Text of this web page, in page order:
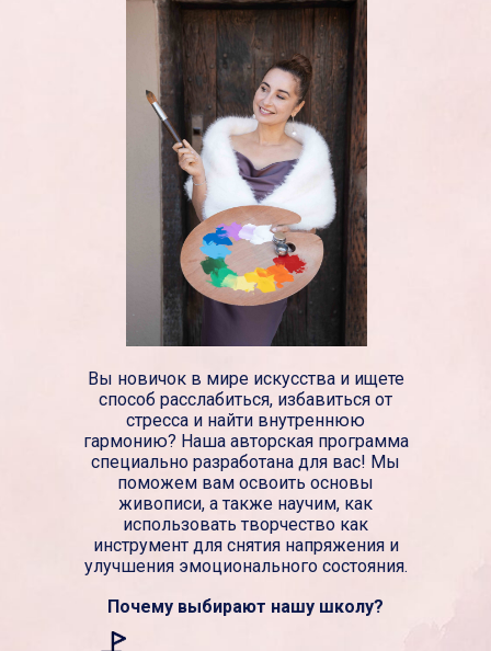
Вы новичок в мире искусства и ищете
способ расслабиться, избавиться от
стресса и найти внутреннюю
гармонию? Наша авторская программа
специально разработана для вас! Мы
поможем вам освоить основы
живописи, а также научим, как
использовать творчество как
инструмент для снятия напряжения и
улучшения эмоционального состояния.
Почему выбирают нашу школу?